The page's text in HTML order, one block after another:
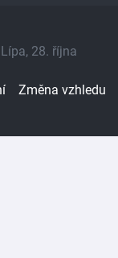
28. října
Změna vzhledu